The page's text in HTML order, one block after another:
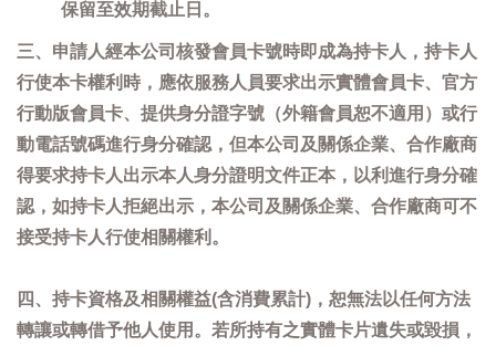
保留至效期截止日。
三、申請人經本公司核發會員卡號時即成為持卡人，持卡人
行使本卡權利時，應依服務人員要求出示實體會員卡、官方
行動版會員卡、提供身分證字號（外籍會員恕不適用）或行
動電話號碼進行身分確認，但本公司及關係企業、合作廠商
得要求持卡人出示本人身分證明文件正本，以利進行身分確
認，如持卡人拒絕出示，本公司及關係企業、合作廠商可不
接受持卡人行使相關權利。
四、持卡資格及相關權益(含消費累計)，恕無法以任何方法
轉讓或轉借予他人使用。若所持有之實體卡片遺失或毀損，